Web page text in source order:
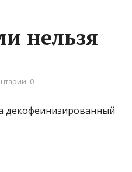
нельзя
0
декофеинизированный